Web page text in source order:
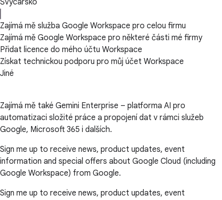
Zajímá mě služba Google Workspace pro celou firmu
Zajímá mě Google Workspace pro některé části mé firmy
Přidat licence do mého účtu Workspace
Získat technickou podporu pro můj účet Workspace
Jiné
Zajímá mě také Gemini Enterprise – platforma AI pro
automatizaci složité práce a propojení dat v rámci služeb
Google, Microsoft 365 i dalších.
Sign me up to receive news, product updates, event
information and special offers about Google Cloud (including
Google Workspace) from Google.
Sign me up to receive news, product updates, event